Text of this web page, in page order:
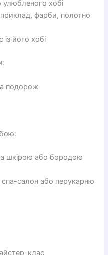
улюбленого хобі
фарби, полотно
його хобі
подорож
шкірою або бородою
спа-салон або перукарню
клас